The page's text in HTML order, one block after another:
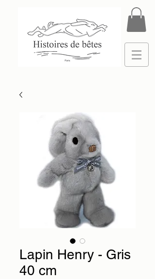
Lapin Henry - Gris
40 cm